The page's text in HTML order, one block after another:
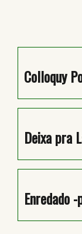
Colloquy
Deixa pra
Enredado